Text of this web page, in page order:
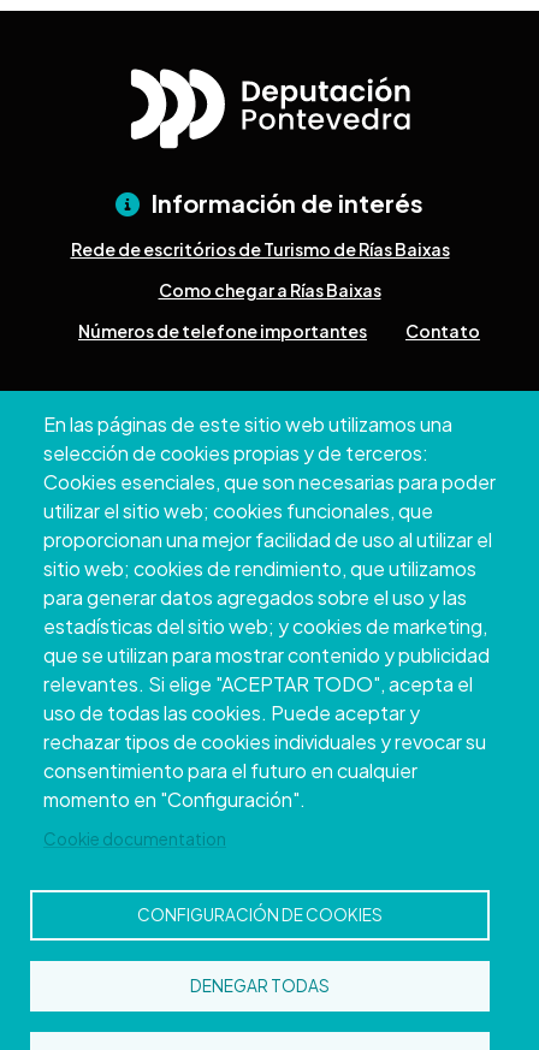
En las páginas de este sitio web utilizamos una
selección de cookies propias y de terceros:
Cookies esenciales, que son necesarias para poder
utilizar el sitio web; cookies funcionales, que
proporcionan una mejor facilidad de uso al utilizar el
sitio web; cookies de rendimiento, que utilizamos
para generar datos agregados sobre el uso y las
estadísticas del sitio web; y cookies de marketing,
que se utilizan para mostrar contenido y publicidad
relevantes. Si elige "ACEPTAR TODO", acepta el
uso de todas las cookies. Puede aceptar y
rechazar tipos de cookies individuales y revocar su
consentimiento para el futuro en cualquier
momento en "Configuración".
Cookie documentation
CONFIGURACIÓN DE COOKIES
DENEGAR TODAS
Información de interés
Rede de escritórios de Turismo de Rías Baixas
Como chegar a Rías Baixas
Números de telefone importantes
Contato
Pontevedra
+34 986 804 100 | +34 986 804 124
Copyright © 2026. Conselho Provincial de
Pontevedra.
Todos os direitos reservados